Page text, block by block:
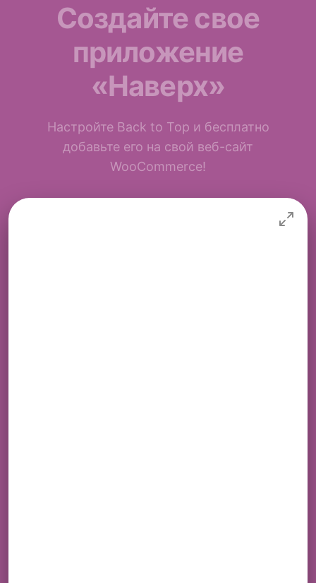
Создайте свое
приложение
«Наверх»
Настройте Back to Top и бесплатно
добавьте его на свой веб-сайт
WooCommerce!